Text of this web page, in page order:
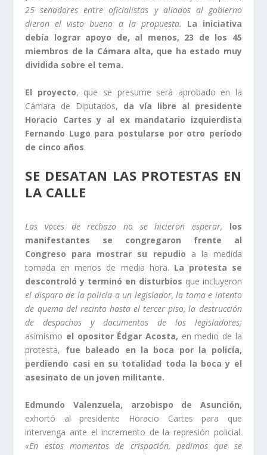
25 senadores entre oficialistas y aliados al gobierno
dieron el visto bueno a la propuesta.
La iniciativa
debía lograr apoyo de, al menos, 23 de los 45
miembros de la Cámara alta, que ha estado muy
dividida sobre el tema.
El proyecto, que se presume será aprobado en la
Cámara de Diputados, da vía libre al presidente
Horacio Cartes y al ex mandatario izquierdista
Fernando Lugo para postularse por otro período
de cinco años.
SE DESATAN LAS PROTESTAS EN
LA CALLE
Las voces de rechazo no se hicieron esperar,
los
manifestantes se congregaron frente al
Congreso para mostrar su repudio a la medida
tomada en menos de media hora. La protesta se
descontroló y terminó en disturbios que incluyeron
el disparo de la policía a un legislador, la toma e intento
de quema del recinto hasta el tercer piso, la destrucción
de despachos y documentos de los legisladores;
asimismo el opositor Édgar Acosta, en medio de la
protesta, fue baleado en la boca por la policía,
perdiendo casi en su totalidad toda la boca y el
asesinato de un joven militante.
Edmundo Valenzuela, arzobispo de Asunción,
exhortó al presidente Horacio Cartes para que
intervenga ante el incremento de la represión policial.
«En estos momentos de crispación, pedimos que se